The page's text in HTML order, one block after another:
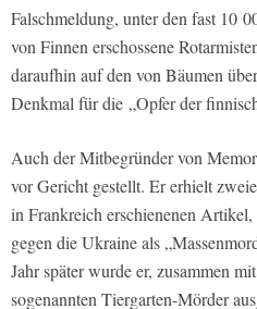
Falschmeldung, unter den fast 10
von Finnen erschossene
daraufhin auf den von Bäumen
Denkmal für die „Opfer der
Auch der Mitbegründer von
vor Gericht gestellt. Er erhielt
in Frankreich erschienenen
gegen die Ukraine als
Jahr später wurde er, zusammen
sogenannten Tiergarten-Mörder